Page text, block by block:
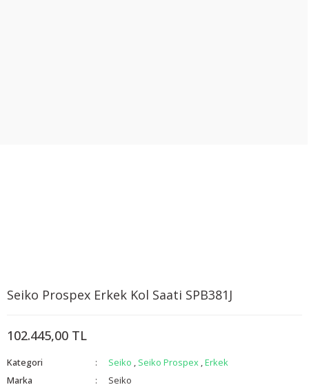
Seiko Prospex Erkek Kol Saati SPB381J
102.445,00 TL
Kategori Seiko , Seiko Prospex ,Erkek
Marka
Seiko